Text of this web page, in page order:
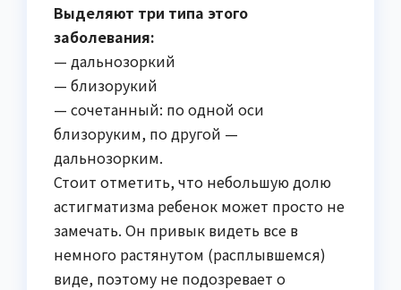
Выделяют три типа этого
заболевания:
— дальнозоркий
— близорукий
— сочетанный: по одной оси
близоруким, по другой —
дальнозорким.
Стоит отметить, что небольшую долю
астигматизма ребенок может просто не
замечать. Он привык видеть все в
немного растянутом (расплывшемся)
виде, поэтому не подозревает о